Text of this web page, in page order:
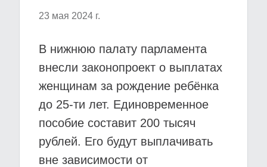
23 мая 2024 г.
В нижнюю палату парламента
внесли законопроект о выплатах
женщинам за рождение ребёнка
до 25-ти лет. Единовременное
пособие составит 200 тысяч
рублей. Его будут выплачивать
вне зависимости от